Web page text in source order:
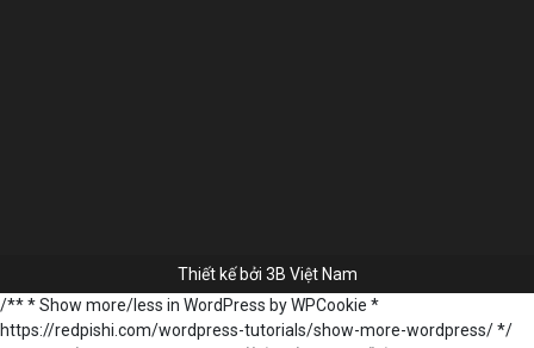
Thiết kế bởi 3B Việt Nam
/** * Show more/less in WordPress by WPCookie *
https://redpishi.com/wordpress-tutorials/show-more-wordpress/ */